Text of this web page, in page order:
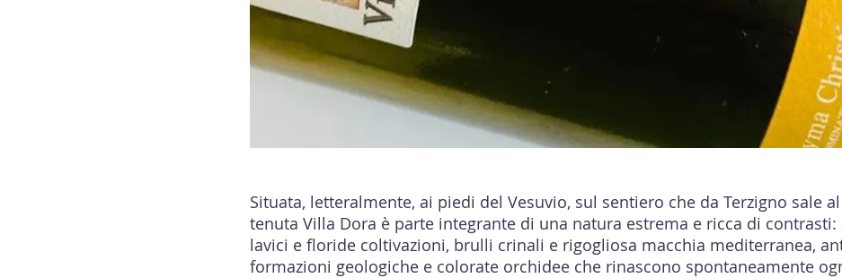
Situata, letteralmente, ai piedi del Vesuvio, sul sentiero che da Terzigno sale
tenuta Villa Dora è parte integrante di una natura estrema e ricca di contrasti:
lavici e floride coltivazioni, brulli crinali e rigogliosa macchia mediterranea,
formazioni geologiche e colorate orchidee che rinascono spontaneamente